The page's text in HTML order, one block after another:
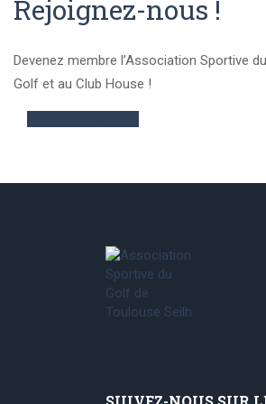
Rejoignez-nous !
Devenez membre l’Association Sportive
Golf et au Club House !